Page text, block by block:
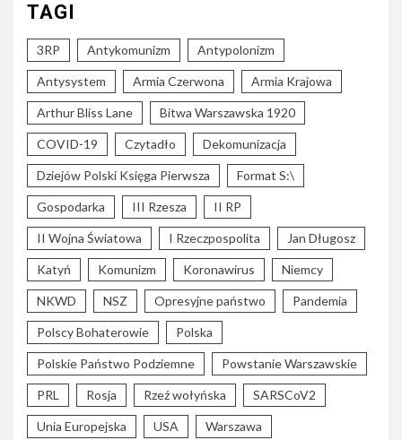
TAGI
3RP Antykomunizm Antypolonizm
Antysystem Armia Czerwona Armia Krajowa
Arthur Bliss Lane Bitwa Warszawska 1920
COVID-19 Czytadło Dekomunizacja
Dziejów Polski Księga Pierwsza Format S:\
Gospodarka III Rzesza II RP
II Wojna Światowa I Rzeczpospolita Jan Długosz
Katyń Komunizm Koronawirus Niemcy
NKWD NSZ Opresyjne państwo Pandemia
Polscy Bohaterowie Polska
Polskie Państwo Podziemne Powstanie Warszawskie
PRL Rosja Rzeź wołyńska SARSCoV2
Unia Europejska USA Warszawa